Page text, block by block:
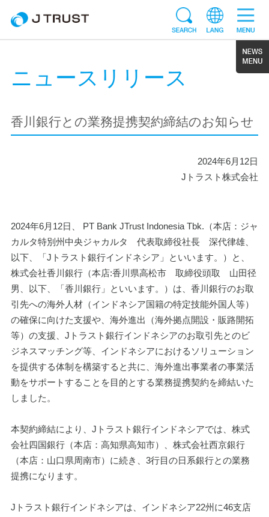
ニュースリリース
香川銀行との業務提携契約締結のお知らせ
2024年6月12日
Jトラスト株式会社
2024年6月12日、 PT Bank JTrust Indonesia Tbk.（本店：ジャ
カルタ特別州中央ジャカルタ　代表取締役社長　深代律雄、
以下、「Jトラスト銀行インドネシア」といいます。）と、
株式会社香川銀行（本店:香川県高松市　取締役頭取　山田径
男、以下、「香川銀行」といいます。）は、香川銀行のお取
引先への海外人材（インドネシア国籍の特定技能外国人等）
の確保に向けた支援や、海外進出（海外拠点開設・販路開拓
等）の支援、Jトラスト銀行インドネシアのお取引先とのビ
ジネスマッチング等、インドネシアにおけるソリューション
を提供する体制を構築すると共に、海外進出事業者の事業活
動をサポートすることを目的とする業務提携契約を締結いた
しました。
本契約締結により、Jトラスト銀行インドネシアでは、株式
会社四国銀行（本店：高知県高知市）、株式会社西京銀行
（本店：山口県周南市）に続き、3行目の日系銀行との業務
提携になります。
Jトラスト銀行インドネシアは、インドネシア22州に46支店